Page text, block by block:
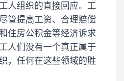
人组织的直接回应。工
管提高工资、合理赔偿
住房公积金等经济诉求
人们没有一个真正属于
，任何在这些领域的胜